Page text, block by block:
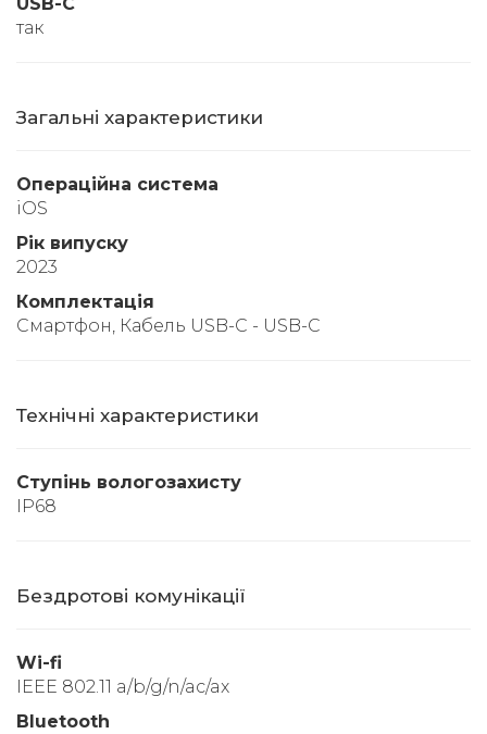
USB-C
так
Загальні характеристики
Операційна система
iOS
Рік випуску
2023
Комплектація
Смартфон, Кабель USB-C - USB-C
Технічні характеристики
Ступінь вологозахисту
IP68
Бездротові комунікації
Wi-fi
IEEE 802.11 a/b/g/n/ac/ax
Bluetooth